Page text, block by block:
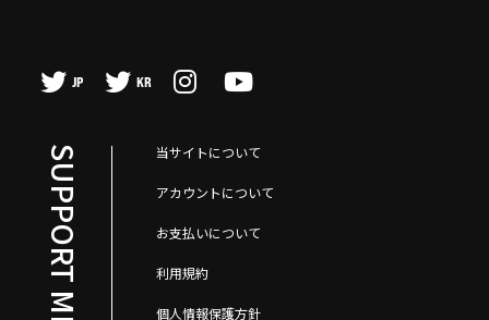
JP KR
SUPPORT MENU 当サイトについて
アカウントについて
お支払いについて
利用規約
個人情報保護方針